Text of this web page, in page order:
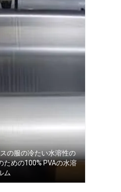
の服の冷たい水溶性の
ための100% PVAの水溶
ム